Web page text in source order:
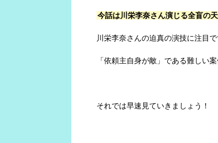
今話は川栄李奈さん演じる全盲の
川栄李奈さんの迫真の演技に注目で
「依頼主自身が敵」である難しい
それでは早速見ていきましょう！